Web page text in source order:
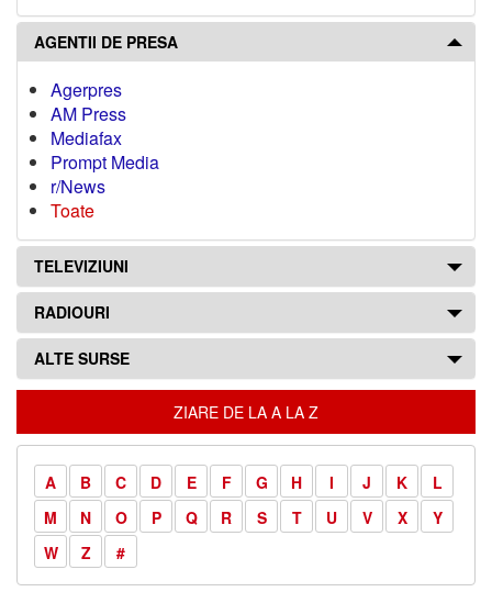
AGENTII DE PRESA
Agerpres
AM Press
Mediafax
Prompt Media
r/News
Toate
TELEVIZIUNI
RADIOURI
ALTE SURSE
ZIARE DE LA A LA Z
A B C D E F G H I J K
L
M
N O P Q R S T U V X
Y
W
Z #